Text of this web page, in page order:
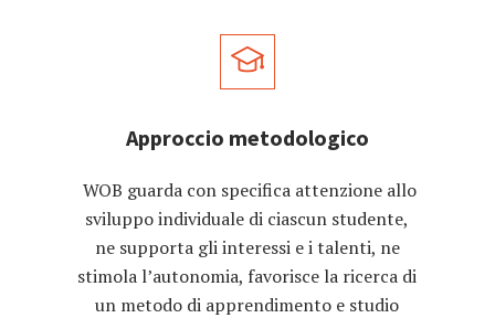
Approccio metodologico
WOB guarda con specifica attenzione allo
sviluppo individuale di ciascun studente,
ne supporta gli interessi e i talenti, ne
stimola l’autonomia, favorisce la ricerca di
un metodo di apprendimento e studio